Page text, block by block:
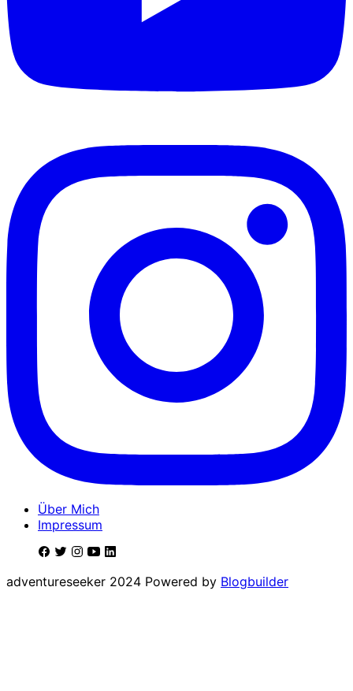
Über Mich
Impressum
adventureseeker 2024 Powered by Blogbuilder